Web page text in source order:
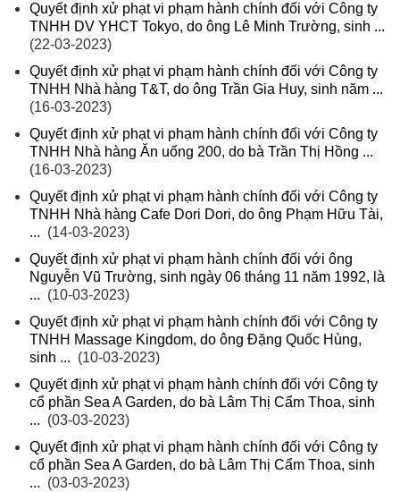
Quyết định xử phạt vi phạm hành chính đối với Công ty
TNHH DV YHCT Tokyo, do ông Lê Minh Trường, sinh ...
(22-03-2023)
Quyết định xử phạt vi phạm hành chính đối với Công ty
TNHH Nhà hàng T&T, do ông Trần Gia Huy, sinh năm ...
(16-03-2023)
Quyết định xử phạt vi phạm hành chính đối với Công ty
TNHH Nhà hàng Ăn uống 200, do bà Trần Thị Hồng ...
(16-03-2023)
Quyết định xử phạt vi phạm hành chính đối với Công ty
TNHH Nhà hàng Cafe Dori Dori, do ông Phạm Hữu Tài,
... (14-03-2023)
Quyết định xử phạt vi phạm hành chính đối với ông
Nguyễn Vũ Trường, sinh ngày 06 tháng 11 năm 1992, là
... (10-03-2023)
Quyết định xử phạt vi phạm hành chính đối với Công ty
TNHH Massage Kingdom, do ông Đặng Quốc Hùng,
sinh ... (10-03-2023)
Quyết định xử phạt vi phạm hành chính đối với Công ty
cổ phần Sea A Garden, do bà Lâm Thị Cẩm Thoa, sinh
... (03-03-2023)
Quyết định xử phạt vi phạm hành chính đối với Công ty
cổ phần Sea A Garden, do bà Lâm Thị Cẩm Thoa, sinh
... (03-03-2023)